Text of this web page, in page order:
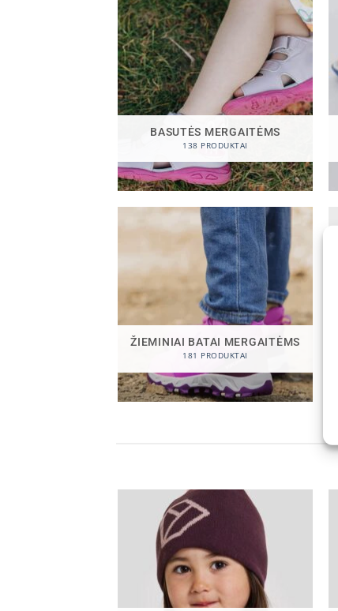
BASUTĖS MERGAITĖMS
138 PRODUKTAI
ŽIEMINIAI BATAI MERGAITĖMS
181 PRODUKTAI